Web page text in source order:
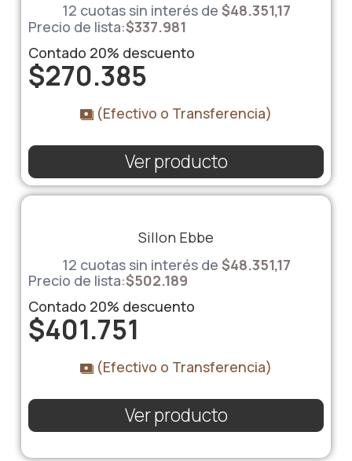
12 cuotas sin interés de $48.351,17
Precio de lista:$337.981
Contado 20% descuento
$270.385
(Efectivo o Transferencia)
Ver producto
Sillon Ebbe
12 cuotas sin interés de $48.351,17
Precio de lista:$502.189
Contado 20% descuento
$401.751
(Efectivo o Transferencia)
Ver producto